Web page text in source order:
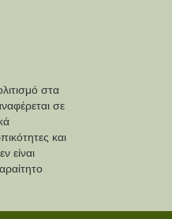
στα
σε
και
είναι